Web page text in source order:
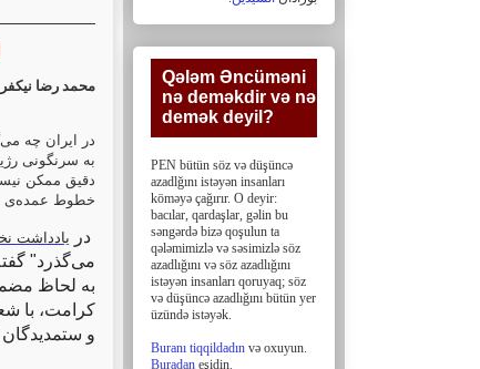
محمد رضا نیکفر
در ایران چه
به سرنگونی
دقیق ممکن
خطوط عمده‌ی
در یادداشت
می‌گذرد"
به لحاظ
کرامت، با
و ستمدیدگان
Qələm Əncüməni
nə deməkdir və nə
demək deyil?‎
PEN bütün söz və düşüncə
azadlğını istəyən insanları
köməyə çağırır. O deyir:
bacılar, ‎qardaşlar, gəlin bu
səngərdə bizə qoşulun ta
qələmimizlə və səsimizlə söz
azadlığını və söz ‎azadlığını
istəyən insanları qoruyaq; söz
və düşüncə azadlığını bütün yer
üzündə istəyək.
Buranı tiqqildadın və oxuyun.
Buradan eşidin.